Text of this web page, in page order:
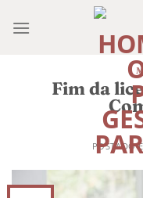
Fim da
POSTADO